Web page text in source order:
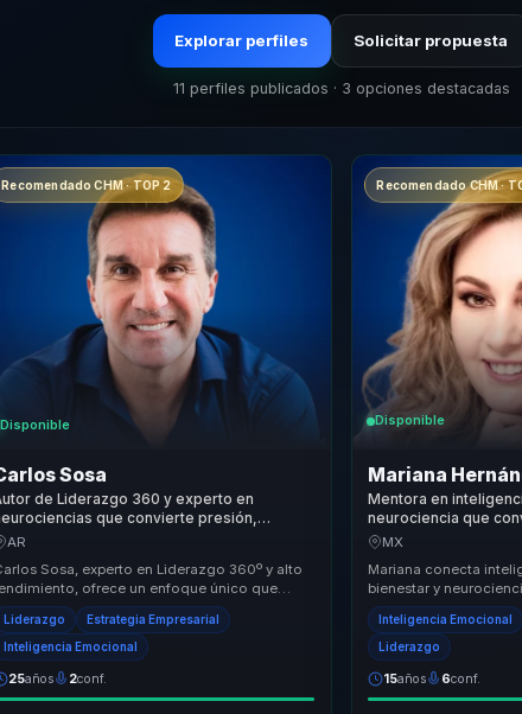
Explorar perfiles Solicitar propuesta
11 perfiles publicados · 3 opciones destacadas
Recomendado CHM · TOP 2
Disponible
Sosa
de Liderazgo 360 y experto en
que convierte presión,
y decisiones en alto rendimiento
AR
Sosa, experto en Liderazgo 360º y alto
ofrece un enfoque único que
ciencias duras y blandas para
la...
Liderazgo Estrategia Empresarial
Inteligencia Emocional
25años 2conf.
Recomendado CHM ·
Disponible
Mariana
Mentora en
neurociencia que
colaboracion en
MX
Mariana conecta
bienestar y
herramientas
colaboracion, clima y
Inteligencia Emocional
Liderazgo
15años 6conf.